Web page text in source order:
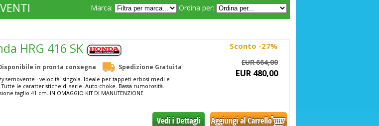
Marca: Ordina per:
HRG 416 SK
in pronta consegna
Spedizione Gratuita
semovente - velocità singola. Ideale per tappeti erbosi medi e
le caratteristiche di serie. Auto-choke. Bassa rumorosità.
taglio 41 cm. IN OMAGGIO KIT DI MANUTENZIONE
Sconto -27%
EUR 664,00
EUR 480,00